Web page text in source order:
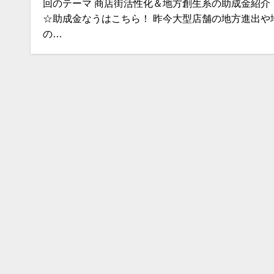
回のテーマ 商店街活性化＆地方創生系の助成金紹介
☆助成金なうはこちら！ 昨今大型店舗の地方進出や
の…